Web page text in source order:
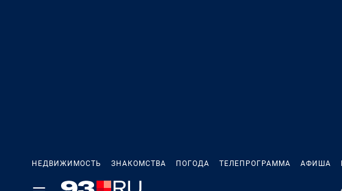
НЕДВИЖИМОСТЬ ЗНАКОМСТВА ПОГОДА ТЕЛЕПРОГРАММА АФИША